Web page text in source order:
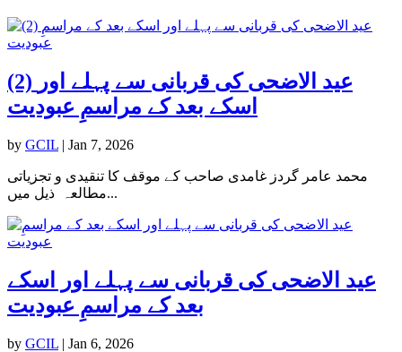
(2) عید الاضحی کی قربانی سے پہلے اور
اسکے بعد کے مراسمِ عبودیت
by GCIL | Jan 7, 2026
محمد عامر گردز غامدی صاحب کے موقف کا تنقیدی و تجزیاتی
مطالعہ ذیل میں...
عید الاضحی کی قربانی سے پہلے اور اسکے
بعد کے مراسمِ عبودیت
by GCIL | Jan 6, 2026